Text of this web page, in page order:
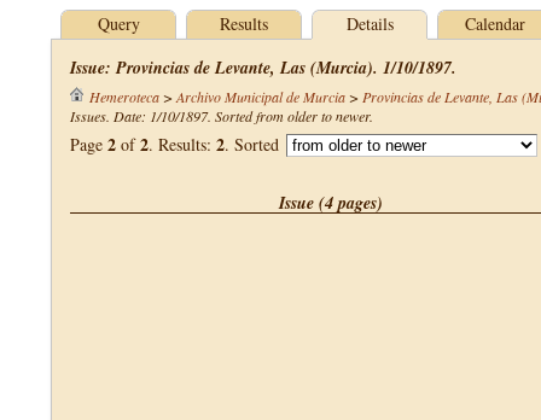
Query Results Details Calendar
Issue: Provincias de Levante, Las (Murcia). 1/10/1897.
Hemeroteca> Archivo Municipal de Murcia> Provincias de Levante, Las
Issues. Date: 1/10/1897. Sorted from older to newer.
Page 2 of2. Results: 2. Sorted
Issue (4 pages)